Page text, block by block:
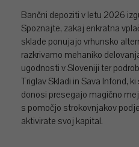
Bančni depoziti v letu 2026
Spoznajte, zakaj enkratna
sklade ponujajo vrhunsko
razkrivamo mehaniko
ugodnosti v Sloveniji ter
Triglav Skladi in Sava Infond,
donosi presegajo magično
s pomočjo strokovnjakov
aktivirate svoj kapital.